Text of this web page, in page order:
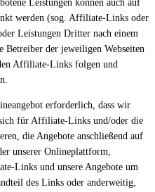
Leistungen können auch auf
werden (sog. Affiliate-Links oder
Leistungen Dritter nach einem
Betreiber der jeweiligen Webseiten
Affiliate-Links folgen und
erforderlich, dass wir
für Affiliate-Links und/oder die
die Angebote anschließend auf
unserer Onlineplattform,
Links und unsere Angebote um
des Links oder anderweitig,